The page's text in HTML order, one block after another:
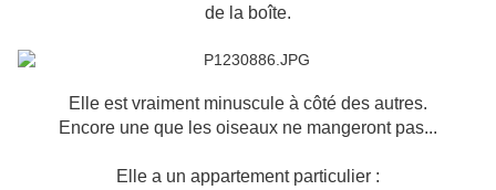
de la boîte.
Elle est vraiment minuscule à côté des autres.
Encore une que les oiseaux ne mangeront pas...
Elle a un appartement particulier :